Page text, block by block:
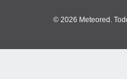
© 2026 Meteored.